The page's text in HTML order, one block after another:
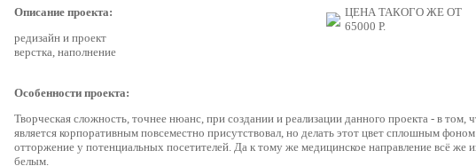
Описание проекта:
редизайн и проект
верстка, наполнение
ЦЕНА ТАКОГО ЖЕ ОТ
65000 Р.
Особенности проекта:
Творческая сложность, точнее нюанс, при создании и реализации данного проекта - в том,
является корпоративным повсеместно присутствовал, но делать этот цвет сплошным
отторжение у потенциальных посетителей. Да к тому же медицинское направление всё же
белым.